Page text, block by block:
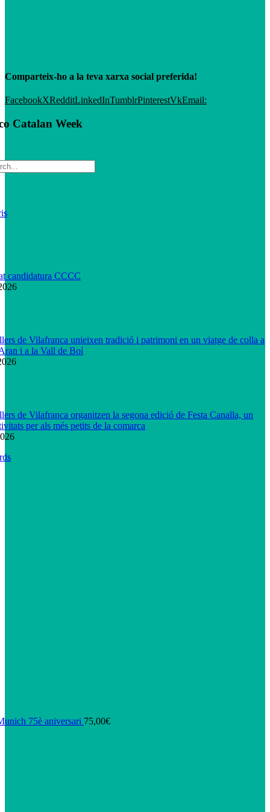
Comparteix-ho a la teva xarxa social preferida!
FacebookXRedditLinkedInTumblrPinterestVkEmail:
Catalan Week
candidatura CCCC
de Vilafranca unieixen tradició i patrimoni en un viatge de colla a
i a la Vall de Boí
de Vilafranca organitzen la segona edició de Festa Canalla, un
per als més petits de la comarca
75è aniversari 75,00€